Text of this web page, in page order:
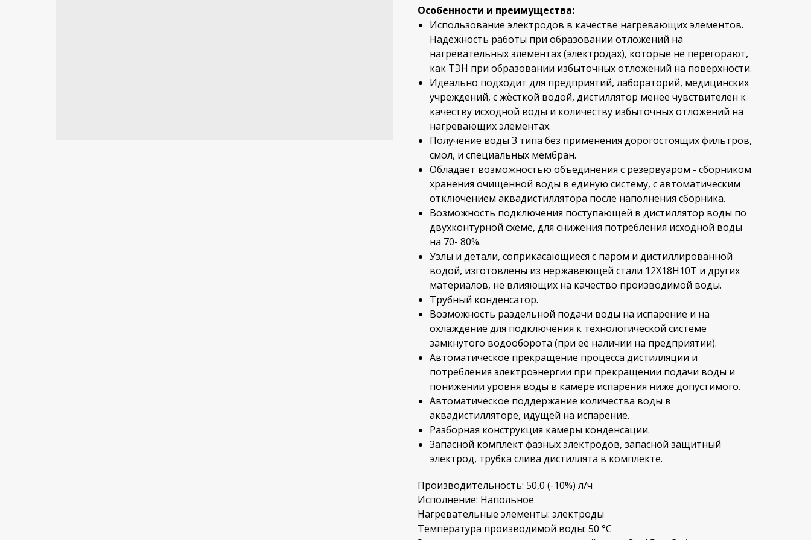
Особенности и преимущества:
Использование электродов в качестве нагревающих элементов.
Надёжность работы при образовании отложений на
нагревательных элементах (электродах), которые не перегорают,
как ТЭН при образовании избыточных отложений на поверхности.
Идеально подходит для предприятий, лабораторий, медицинских
учреждений, с жёсткой водой, дистиллятор менее чувствителен к
качеству исходной воды и количеству избыточных отложений на
нагревающих элементах.
Получение воды 3 типа без применения дорогостоящих фильтров,
смол, и специальных мембран.
Обладает возможностью объединения с резервуаром - сборником
хранения очищенной воды в единую систему, с автоматическим
отключением аквадистиллятора после наполнения сборника.
Возможность подключения поступающей в дистиллятор воды по
двухконтурной схеме, для снижения потребления исходной воды
на 70- 80%.
Узлы и детали, соприкасающиеся с паром и дистиллированной
водой, изготовлены из нержавеющей стали 12Х18Н10Т и других
материалов, не влияющих на качество производимой воды.
Трубный конденсатор.
Возможность раздельной подачи воды на испарение и на
охлаждение для подключения к технологической системе
замкнутого водооборота (при её наличии на предприятии).
Автоматическое прекращение процесса дистилляции и
потребления электроэнергии при прекращении подачи воды и
понижении уровня воды в камере испарения ниже допустимого.
Автоматическое поддержание количества воды в
аквадистилляторе, идущей на испарение.
Разборная конструкция камеры конденсации.
Запасной комплект фазных электродов, запасной защитный
электрод, трубка слива дистиллята в комплекте.
Производительность: 50,0 (-10%) л/ч
Исполнение: Напольное
Нагревательные элементы: электроды
Температура производимой воды: 50 °С